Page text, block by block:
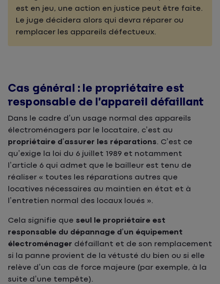
est en jeu, une action en justice peut être faite.
Le juge décidera alors qui devra réparer ou
remplacer les appareils défectueux.
Cas général : le propriétaire est
responsable de l’appareil défaillant
Dans le cadre d’un usage normal des appareils
électroménagers par le locataire, c’est au
propriétaire d’assurer les réparations. C’est ce
qu’exige la loi du 6 juillet 1989 et notamment
l’article 6 qui admet que le bailleur est tenu de
réaliser « toutes les réparations autres que
locatives nécessaires au maintien en état et à
l’entretien normal des locaux loués ».
Cela signifie que seul le propriétaire est
responsable du dépannage d’un équipement
électroménager défaillant et de son remplacement
si la panne provient de la vétusté du bien ou si elle
relève d’un cas de force majeure (par exemple, à la
suite d’une tempête).